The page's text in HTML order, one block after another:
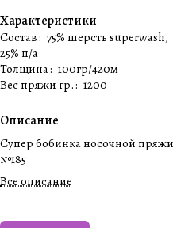
Характеристики
Состав: 75% шерсть superwash,
25% п/а
Толщина: 100гр/420м
Вес пряжи гр.: 1200
Описание
Супер бобинка носочной пряжи
№185
Все описание